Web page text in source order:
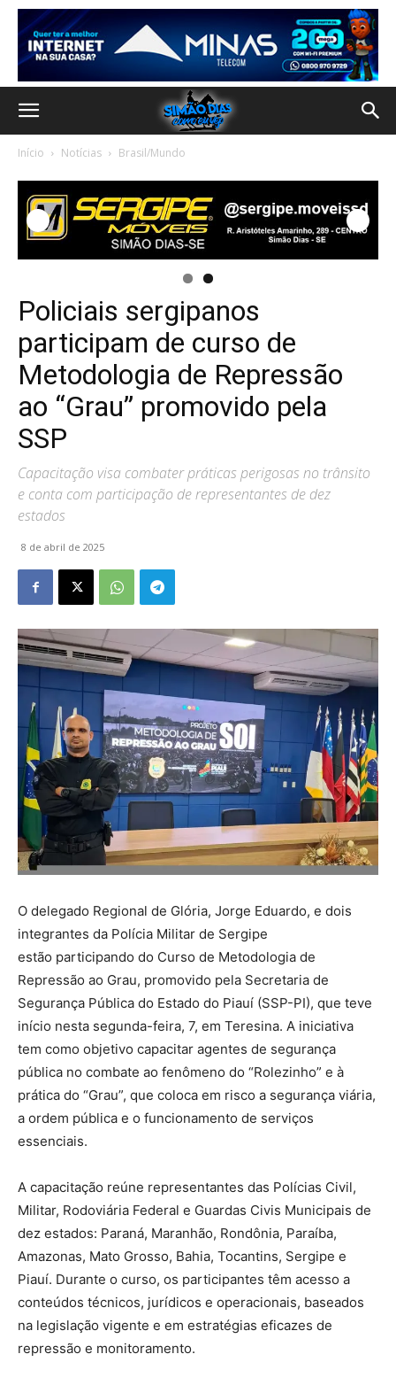
Início Notícias Brasil/Mundo
Policiais sergipanos
participam de curso de
Metodologia de Repressão
ao “Grau” promovido pela
SSP
Capacitação visa combater práticas perigosas no trânsito
e conta com participação de representantes de dez
estados
8 de abril de 2025
O delegado Regional de Glória, Jorge Eduardo, e dois
integrantes da Polícia Militar de Sergipe
estão participando do Curso de Metodologia de
Repressão ao Grau, promovido pela Secretaria de
Segurança Pública do Estado do Piauí (SSP-PI), que teve
início nesta segunda-feira, 7, em Teresina. A iniciativa
tem como objetivo capacitar agentes de segurança
pública no combate ao fenômeno do “Rolezinho” e à
prática do “Grau”, que coloca em risco a segurança viária,
a ordem pública e o funcionamento de serviços
essenciais.
A capacitação reúne representantes das Polícias Civil,
Militar, Rodoviária Federal e Guardas Civis Municipais de
dez estados: Paraná, Maranhão, Rondônia, Paraíba,
Amazonas, Mato Grosso, Bahia, Tocantins, Sergipe e
Piauí. Durante o curso, os participantes têm acesso a
conteúdos técnicos, jurídicos e operacionais, baseados
na legislação vigente e em estratégias eficazes de
repressão e monitoramento.